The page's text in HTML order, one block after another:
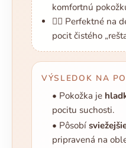
komfortnú
🏃‍♀️ Perfektné na
pocit čistého
VÝSLEDOK NA
• Pokožka je
pocitu suchosti.
• Pôsobí
pripravená na